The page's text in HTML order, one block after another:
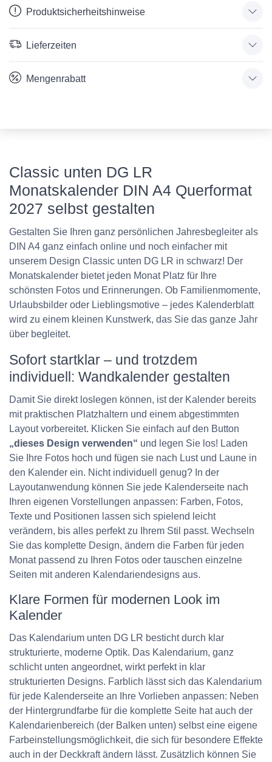
Produktsicherheitshinweise
Lieferzeiten
Mengenrabatt
Classic unten DG LR
Monatskalender DIN A4 Querformat
2027 selbst gestalten
Gestalten Sie Ihren ganz persönlichen Jahresbegleiter als
DIN A4 ganz einfach online und noch einfacher mit
unserem Design Classic unten DG LR in schwarz! Der
Monatskalender bietet jeden Monat Platz für Ihre
schönsten Fotos und Erinnerungen. Ob Familienmomente,
Urlaubsbilder oder Lieblingsmotive – jedes Kalenderblatt
wird zu einem kleinen Kunstwerk, das Sie das ganze Jahr
über begleitet.
Sofort startklar – und trotzdem
individuell: Wandkalender gestalten
Damit Sie direkt loslegen können, ist der Kalender bereits
mit praktischen Platzhaltern und einem abgestimmten
Layout vorbereitet. Klicken Sie einfach auf den Button
„dieses Design verwenden“ und legen Sie los! Laden
Sie Ihre Fotos hoch und fügen sie nach Lust und Laune in
den Kalender ein. Nicht individuell genug? In der
Layoutanwendung können Sie jede Kalenderseite nach
Ihren eigenen Vorstellungen anpassen: Farben, Fotos,
Texte und Positionen lassen sich spielend leicht
verändern, bis alles perfekt zu Ihrem Stil passt. Wechseln
Sie das komplette Design, ändern die Farben für jeden
Monat passend zu Ihren Fotos oder tauschen einzelne
Seiten mit anderen Kalendariendesigns aus.
Klare Formen für modernen Look im
Kalender
Das Kalendarium unten DG LR besticht durch klar
strukturierte, moderne Optik. Das Kalendarium, ganz
schlicht unten angeordnet, wirkt perfekt in klar
strukturierten Designs. Farblich lässt sich das Kalendarium
für jede Kalenderseite an Ihre Vorlieben anpassen: Neben
der Hintergrundfarbe für die komplette Seite hat auch der
Kalendarienbereich (der Balken unten) selbst eine eigene
Farbeinstellungsmöglichkeit, die sich für besondere Effekte
auch in der Deckkraft ändern lässt. Zusätzlich können Sie